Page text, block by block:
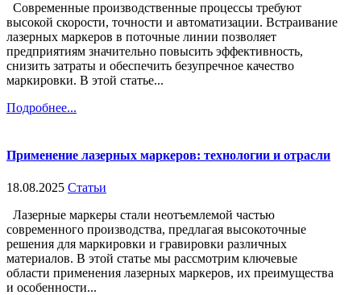
Современные производственные процессы требуют
высокой скорости, точности и автоматизации. Встраивание
лазерных маркеров в поточные линии позволяет
предприятиям значительно повысить эффективность,
снизить затраты и обеспечить безупречное качество
маркировки. В этой статье...
Подробнее...
Применение лазерных маркеров: технологии и отрасли
18.08.2025 Статьи
Лазерные маркеры стали неотъемлемой частью
современного производства, предлагая высокоточные
решения для маркировки и гравировки различных
материалов. В этой статье мы рассмотрим ключевые
области применения лазерных маркеров, их преимущества
и особенности...